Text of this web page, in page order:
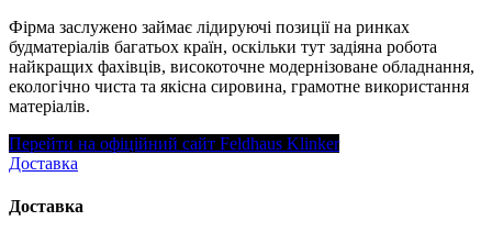
Фірма заслужено займає лідируючі позиції на ринках
будматеріалів багатьох країн, оскільки тут задіяна робота
найкращих фахівців, високоточне модернізоване обладнання,
екологічно чиста та якісна сировина, грамотне використання
матеріалів.
Перейти на офіційний сайт Feldhaus Klinker
Доставка
Доставка